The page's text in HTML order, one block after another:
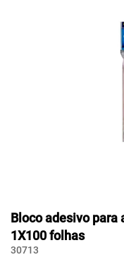
Bloco adesivo para
1X100 folhas
30713